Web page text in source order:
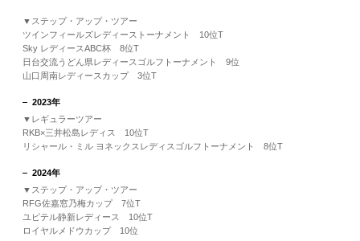
▼ステップ・アップ・ツアー
ツインフィールズレディーストーナメント 10位T
Sky レディースABC杯 8位T
日台交流うどん県レディースゴルフトーナメント 9位
山口周南レディースカップ 3位T
2023年
▼レギュラーツアー
RKB×三井松島レディス 10位T
リシャール・ミル ヨネックスレディスゴルフトーナメント 8位T
2024年
▼ステップ・アップ・ツアー
RFG佐嘉窓乃梅カップ 7位T
ユピテル静新レディース 10位T
ロイヤルメドウカップ 10位